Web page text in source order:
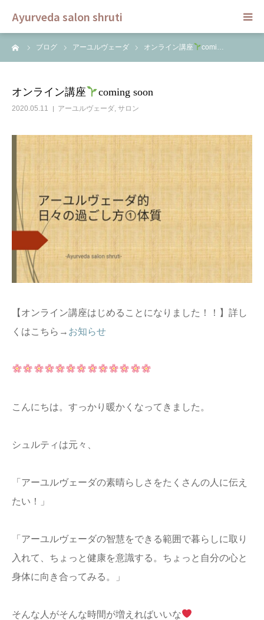
Ayurveda salon shruti
ブログ アーユルヴェーダ オンライン講座 comi…
オンライン講座 coming soon
2020.05.11 アーユルヴェーダ, サロン
【オンライン講座はじめることになりました！！】詳し
くはこちら→ お知らせ
こんにちは。すっかり暖かくなってきました。
シュルティは元々、
「アーユルヴェーダの素晴らしさをたくさんの人に伝え
たい！」
「アーユルヴェーダの智慧をできる範囲で暮らしに取り
入れて、ちょっと健康を意識する。ちょっと自分の心と
身体に向き合ってみる。」
そんな人がそんな時間が増えればいいな
HOME
セラピスト
ブログ